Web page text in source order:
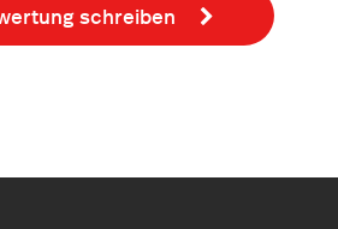
schreiben